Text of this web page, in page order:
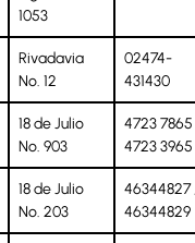
1053
Rivadavia
No. 12
02474-
431430
18 de Julio
No. 903
4723
4723 3965
18 de Julio
No. 203
46344827
46344829